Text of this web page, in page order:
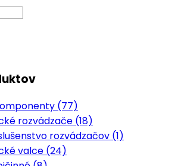
(77)
rozvádzače (18)
rozvádzačov (1)
valce (24)